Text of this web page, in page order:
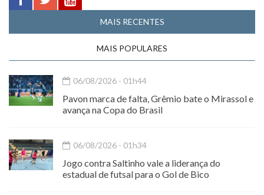
MAIS RECENTES
MAIS POPULARES
06/08/2026 - 01h44
Pavon marca de falta, Grêmio bate o Mirassol e
avança na Copa do Brasil
06/08/2026 - 01h34
Jogo contra Saltinho vale a liderança do
estadual de futsal para o Gol de Bico